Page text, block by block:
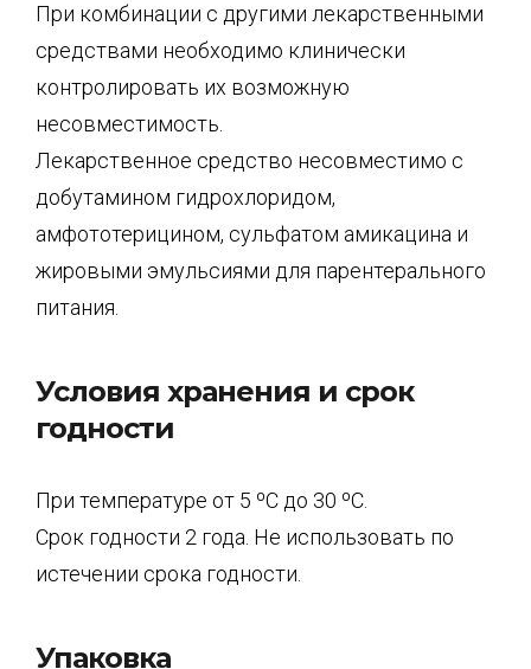
При комбинации с другими лекарственными
средствами необходимо клинически
контролировать их возможную
несовместимость.
Лекарственное средство несовместимо с
добутамином гидрохлоридом,
амфототерицином, сульфатом амикацина и
жировыми эмульсиями для парентерального
питания.
Условия хранения и срок
годности
При температуре от 5 ºС до 30 ºС.
Срок годности 2 года. Не использовать по
истечении срока годности.
Упаковка